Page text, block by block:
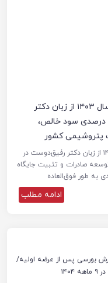
عملکرد درخشان پتروشیمی فن‌آوران در سال ۱۴۰۳ از زبان دکتر
رفیق‌دوست در مجمع عمومی جهش ۹۸۴ درصدی سود خالص،
پتروشیمی کشور
عملکرد درخشان پتروشیمی فن‌آوران در سال ۱۴۰۳ از زبان دکتر رفیق‌دوست در
خالص، توسعه صادرات و تثبیت جایگاه
طور فوق‌العاده
ادامه مطلب
بورسی پس از عرضه اولیه/